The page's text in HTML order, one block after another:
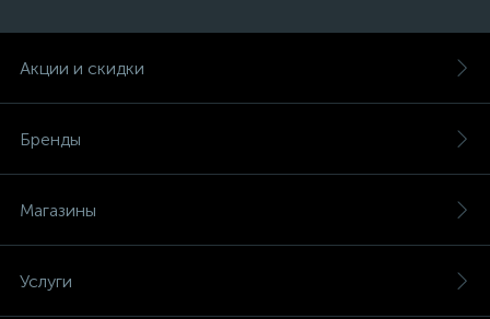
Акции и скидки
Бренды
Магазины
Услуги